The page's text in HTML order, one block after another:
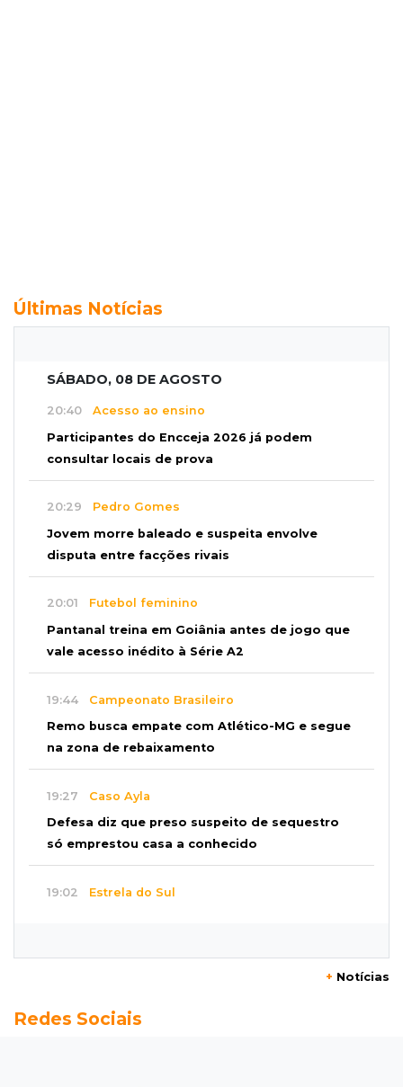
Últimas Notícias
SÁBADO, 08 DE AGOSTO
20:40 Acesso ao ensino
Participantes do Encceja 2026 já podem
consultar locais de prova
20:29 Pedro Gomes
Jovem morre baleado e suspeita envolve
disputa entre facções rivais
20:01 Futebol feminino
Pantanal treina em Goiânia antes de jogo que
vale acesso inédito à Série A2
19:44 Campeonato Brasileiro
Remo busca empate com Atlético-MG e segue
na zona de rebaixamento
19:27 Caso Ayla
Defesa diz que preso suspeito de sequestro
só emprestou casa a conhecido
19:02 Estrela do Sul
Rodada de estreia da Copa Pelezinho soma 35
+ Notícias
Redes Sociais